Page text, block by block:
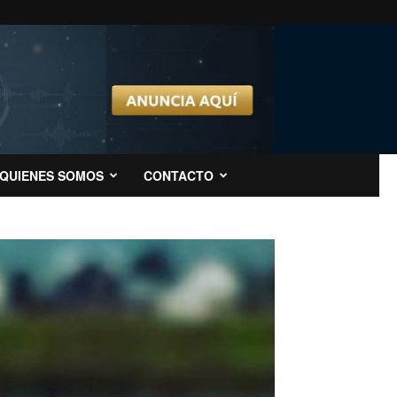
QUIENES SOMOS CONTACTO